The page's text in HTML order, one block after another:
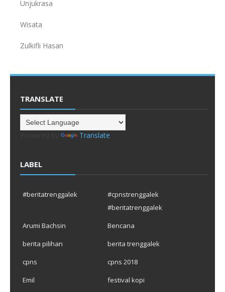
Unjukrasa
Wisata
Zulkifli Hasan
TRANSLATE
Translate
LABEL
#beritatrenggalek
#cpnstrenggalek
#beritatrenggalek
Arumi Bachsin
Bencana
berita pilihan
berita trenggalek
cpns
cpns 2018
Emil
festival kopi